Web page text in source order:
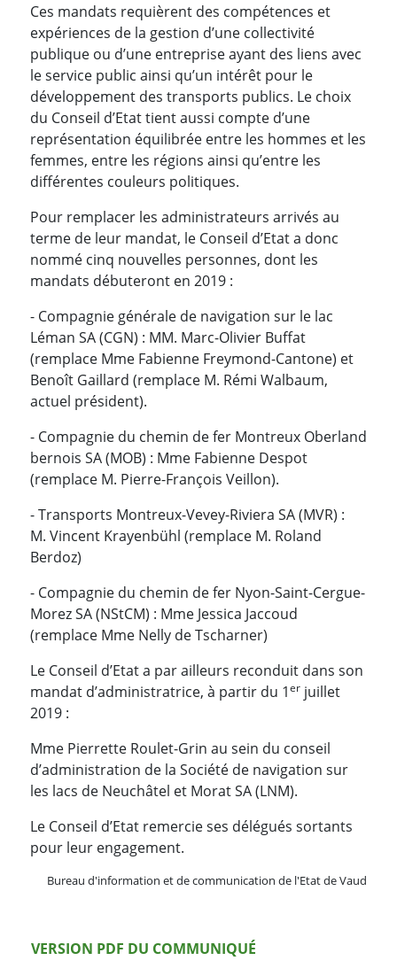
Ces mandats requièrent des compétences et
expériences de la gestion d’une collectivité
publique ou d’une entreprise ayant des liens avec
le service public ainsi qu’un intérêt pour le
développement des transports publics. Le choix
du Conseil d’Etat tient aussi compte d’une
représentation équilibrée entre les hommes et les
femmes, entre les régions ainsi qu’entre les
différentes couleurs politiques.
Pour remplacer les administrateurs arrivés au
terme de leur mandat, le Conseil d’Etat a donc
nommé cinq nouvelles personnes, dont les
mandats débuteront en 2019 :
- Compagnie générale de navigation sur le lac
Léman SA (CGN) : MM. Marc-Olivier Buffat
(remplace Mme Fabienne Freymond-Cantone) et
Benoît Gaillard (remplace M. Rémi Walbaum,
actuel président).
- Compagnie du chemin de fer Montreux Oberland
bernois SA (MOB) : Mme Fabienne Despot
(remplace M. Pierre-François Veillon).
- Transports Montreux-Vevey-Riviera SA (MVR) :
M. Vincent Krayenbühl (remplace M. Roland
Berdoz)
- Compagnie du chemin de fer Nyon-Saint-Cergue-
Morez SA (NStCM) : Mme Jessica Jaccoud
(remplace Mme Nelly de Tscharner)
Le Conseil d’Etat a par ailleurs reconduit dans son
mandat d’administratrice, à partir du 1er juillet
2019 :
Mme Pierrette Roulet-Grin au sein du conseil
d’administration de la Société de navigation sur
les lacs de Neuchâtel et Morat SA (LNM).
Le Conseil d’Etat remercie ses délégués sortants
pour leur engagement.
Bureau d'information et de communication de l'Etat de Vaud
Version PDF
VERSION PDF DU COMMUNIQUÉ